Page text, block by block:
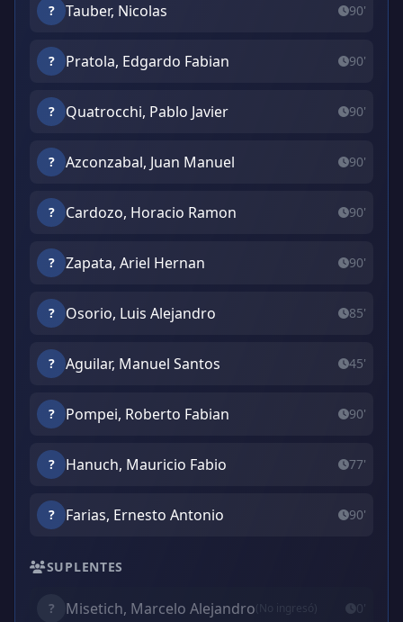
? Tauber, Nicolas 90'
? Pratola, Edgardo Fabian 90'
? Quatrocchi, Pablo Javier 90'
? Azconzabal, Juan Manuel 90'
? Cardozo, Horacio Ramon 90'
? Zapata, Ariel Hernan 90'
? Osorio, Luis Alejandro 85'
? Aguilar, Manuel Santos 45'
? Pompei, Roberto Fabian 90'
? Hanuch, Mauricio Fabio 77'
? Farias, Ernesto Antonio 90'
SUPLENTES
? Misetich, Marcelo Alejandro(No ingresó) 0'